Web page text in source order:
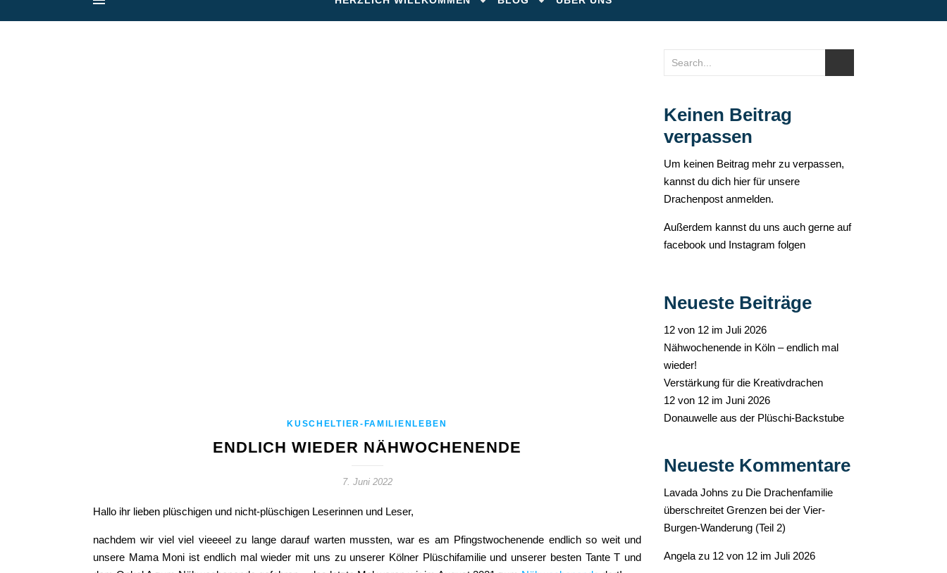
KUSCHELTIER-FAMILIENLEBEN
ENDLICH WIEDER NÄHWOCHENENDE
7. Juni 2022
Hallo ihr lieben plüschigen und nicht-plüschigen Leserinnen und Leser,
nachdem wir viel viel vieeeel zu lange darauf warten mussten, war es am Pfingstwochenende endlich so weit und
unsere Mama Moni ist endlich mal wieder mit uns zu unserer Kölner Plüschifamilie und unserer besten Tante T und
Keinen Beitrag
verpassen
Um keinen Beitrag mehr zu verpassen,
kannst du dich hier für unsere
Drachenpost anmelden.
Außerdem kannst du uns auch gerne auf
facebook und Instagram folgen
Neueste Beiträge
12 von 12 im Juli 2026
Nähwochenende in Köln – endlich mal
wieder!
Verstärkung für die Kreativdrachen
12 von 12 im Juni 2026
Donauwelle aus der Plüschi-Backstube
Neueste Kommentare
Lavada Johns zu Die Drachenfamilie
überschreitet Grenzen bei der Vier-
Burgen-Wanderung (Teil 2)
Angela zu 12 von 12 im Juli 2026